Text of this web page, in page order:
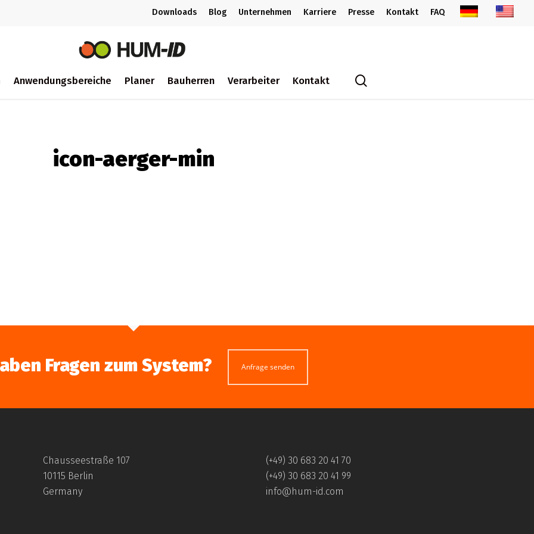
Downloads Blog Unternehmen Karriere Presse Kontakt FAQ
Anwendungsbereiche Planer Bauherren Verarbeiter Kontakt
icon-aerger-min
Fragen zum System? Anfrage senden
Chausseestraße 107
10115 Berlin
Germany
(+49) 30 683 20 41 70
(+49) 30 683 20 41 99
info@hum-id.com